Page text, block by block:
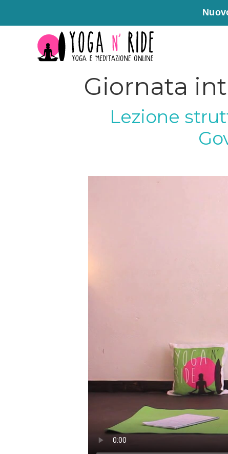
contenuto
Giornata
Lezione